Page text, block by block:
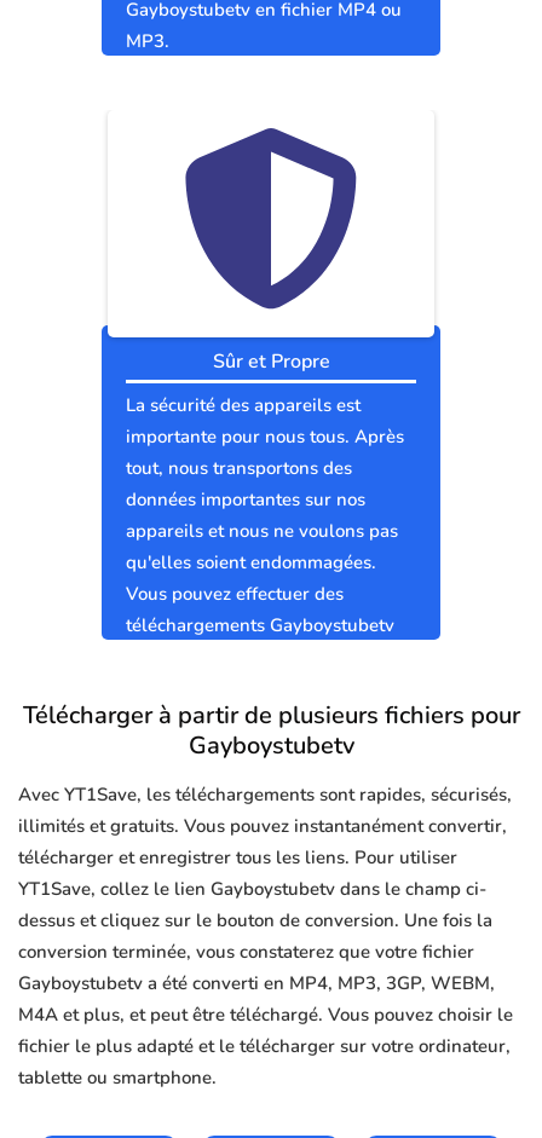
Gayboystubetv en fichier MP4 ou
MP3.
Sûr et Propre
La sécurité des appareils est
importante pour nous tous. Après
tout, nous transportons des
données importantes sur nos
appareils et nous ne voulons pas
qu'elles soient endommagées.
Vous pouvez effectuer des
téléchargements Gayboystubetv
Télécharger à partir de plusieurs fichiers pour
Gayboystubetv
Avec YT1Save, les téléchargements sont rapides, sécurisés,
illimités et gratuits. Vous pouvez instantanément convertir,
télécharger et enregistrer tous les liens. Pour utiliser
YT1Save, collez le lien Gayboystubetv dans le champ ci-
dessus et cliquez sur le bouton de conversion. Une fois la
conversion terminée, vous constaterez que votre fichier
Gayboystubetv a été converti en MP4, MP3, 3GP, WEBM,
M4A et plus, et peut être téléchargé. Vous pouvez choisir le
fichier le plus adapté et le télécharger sur votre ordinateur,
tablette ou smartphone.